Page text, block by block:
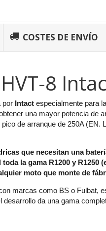
COSTES DE ENVÍO
8
por Intactespecialmente para
una mayor potencia de
de arranque de 250A
que necesitan una
la gama R1200 y
moto que monte de
marcas como BS o Fulbat,
da una gama